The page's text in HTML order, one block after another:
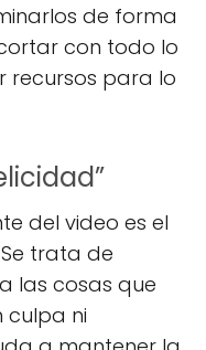
de forma
con todo lo
recursos para lo
del video es el
trata de
las cosas que
culpa ni